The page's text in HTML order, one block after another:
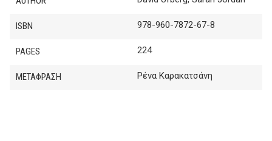
ISBN 978-960-7872-67-8
PAGES 224
ΜΕΤΑΦΡΑΣΗ Ρένα Καρακατσάνη